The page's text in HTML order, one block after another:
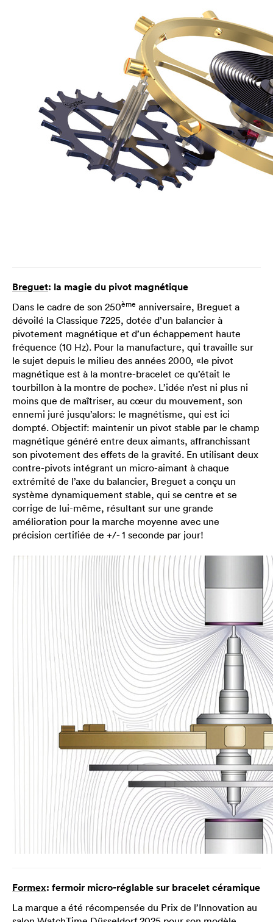
Breguet: la magie du pivot magnétique
Dans le cadre de son 250ème anniversaire, Breguet a
dévoilé la Classique 7225, dotée d’un balancier à
pivotement magnétique et d’un échappement haute
fréquence (10 Hz). Pour la manufacture, qui travaille sur
le sujet depuis le milieu des années 2000, «le pivot
magnétique est à la montre-bracelet ce qu’était le
tourbillon à la montre de poche». L’idée n’est ni plus ni
moins que de maîtriser, au cœur du mouvement, son
ennemi juré jusqu’alors: le magnétisme, qui est ici
dompté. Objectif: maintenir un pivot stable par le champ
magnétique généré entre deux aimants, affranchissant
son pivotement des effets de la gravité. En utilisant deux
contre-pivots intégrant un micro-aimant à chaque
extrémité de l’axe du balancier, Breguet a conçu un
système dynamiquement stable, qui se centre et se
corrige de lui-même, résultant sur une grande
amélioration pour la marche moyenne avec une
précision certifiée de +/- 1 seconde par jour!
Formex: fermoir micro-réglable sur bracelet céramique
La marque a été récompensée du Prix de l’Innovation au